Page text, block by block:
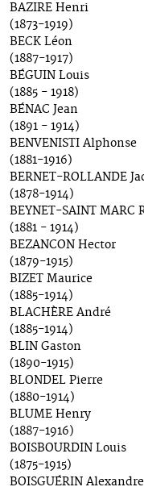
BAZIRE Henri
(1873-1919)
BECK Léon
(1887-1917)
BÉGUIN Louis
(1885 - 1918)
BÉNAC Jean
(1891 - 1914)
BENVENISTI Alphonse
(1881-1916)
BERNET-ROLLANDE
(1878-1914)
BEYNET-SAINT MARC
(1881 - 1914)
BEZANCON Hector
(1879-1915)
BIZET Maurice
(1885-1914)
BLACHÈRE André
(1885-1914)
BLIN Gaston
(1890-1915)
BLONDEL Pierre
(1880-1914)
BLUME Henry
(1887-1916)
BOISBOURDIN Louis
(1875-1915)
BOISGUÉRIN Alexandre